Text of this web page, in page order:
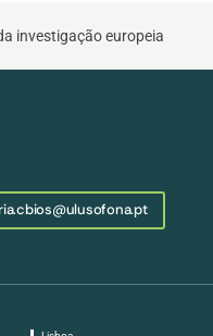
investigação europeia